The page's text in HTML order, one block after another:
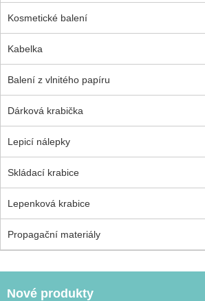
Kosmetické balení
Kabelka
Balení z vlnitého papíru
Dárková krabička
Lepicí nálepky
Skládací krabice
Lepenková krabice
Propagační materiály
Nové produkty